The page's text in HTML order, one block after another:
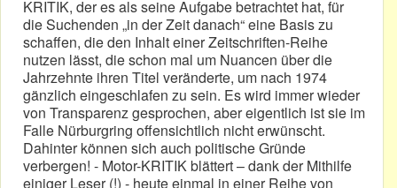
KRITIK, der es als seine Aufgabe betrachtet hat, für
die Suchenden „in der Zeit danach“ eine Basis zu
schaffen, die den Inhalt einer Zeitschriften-Reihe
nutzen lässt, die schon mal um Nuancen über die
Jahrzehnte ihren Titel veränderte, um nach 1974
gänzlich eingeschlafen zu sein. Es wird immer wieder
von Transparenz gesprochen, aber eigentlich ist sie im
Falle Nürburgring offensichtlich nicht erwünscht.
Dahinter können sich auch politische Gründe
verbergen! - Motor-KRITIK blättert – dank der Mithilfe
einiger Leser (!) - heute einmal in einer Reihe von